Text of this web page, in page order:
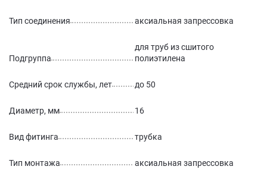
Тип соединения аксиальная запрессовка
Подгруппа
для труб из сшитого
полиэтилена
Средний срок службы, лет до 50
Диаметр, мм 16
Вид фитинга трубка
Тип монтажа аксиальная запрессовка